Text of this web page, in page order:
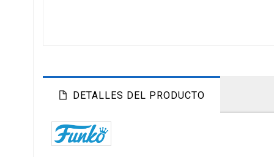
DETALLES DEL PRODUCTO